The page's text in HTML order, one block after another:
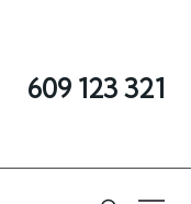
609 123 321